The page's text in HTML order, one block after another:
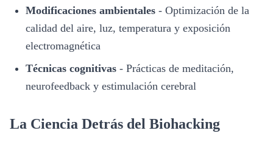
Modificaciones ambientales - Optimización de la
calidad del aire, luz, temperatura y exposición
electromagnética
Técnicas cognitivas - Prácticas de meditación,
neurofeedback y estimulación cerebral
La Ciencia Detrás del Biohacking